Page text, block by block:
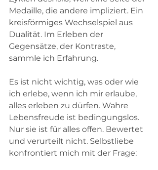
Medaille, die andere impliziert. Ein
kreisförmiges Wechselspiel aus
Dualität. Im Erleben der
Gegensätze, der Kontraste,
sammle ich Erfahrung.
Es ist nicht wichtig, was oder wie
ich erlebe, wenn ich mir erlaube,
alles erleben zu dürfen. Wahre
Lebensfreude ist bedingungslos.
Nur sie ist für alles offen. Bewertet
und verurteilt nicht. Selbstliebe
konfrontiert mich mit der Frage: